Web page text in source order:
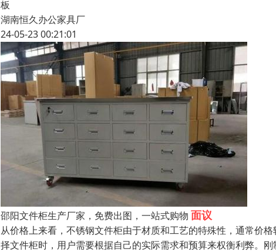
板
湖南恒久办公家具厂
24-05-23 00:21:01
邵阳文件柜生产厂家，免费出图，一站式购物 面议
从价格上来看，不锈钢文件柜由于材质和工艺的特殊性，通常价
择文件柜时，用户需要根据自己的实际需求和预算来权衡利弊。